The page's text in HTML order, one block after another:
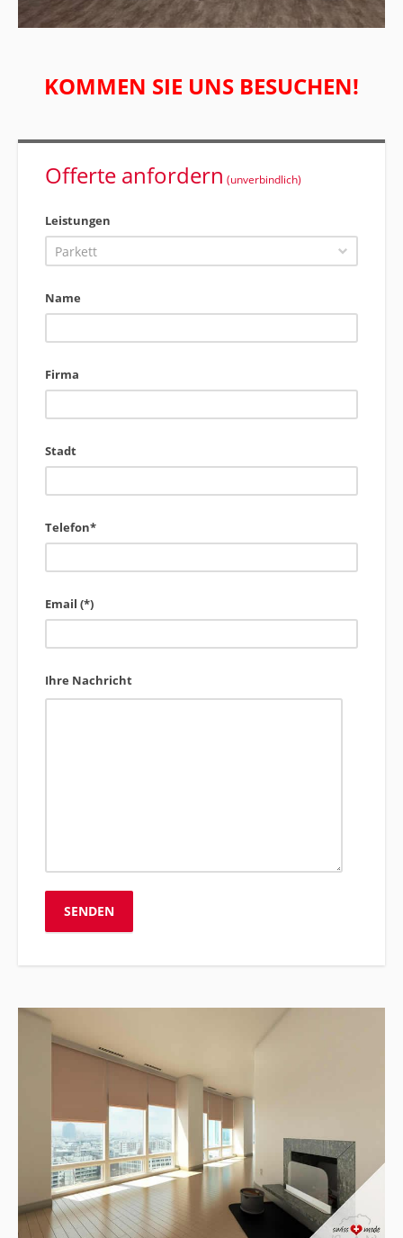
KOMMEN SIE UNS BESUCHEN!
Offerte anfordern (unverbindlich)
Leistungen
Parkett
Name
Firma
Stadt
Telefon*
Email (*)
Ihre Nachricht